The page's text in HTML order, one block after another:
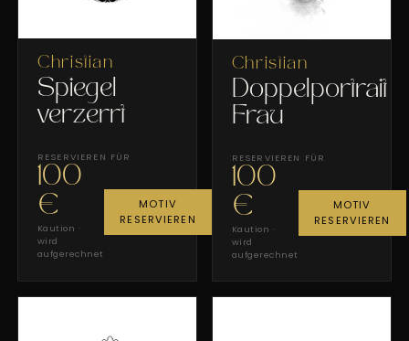
Christian
Spiegel
verzerrt
RESERVIEREN FÜR
100
€
Kaution ·
wird
aufgerechnet
MOTIV
RESERVIEREN
Christian
Doppelportrait
Frau
RESERVIEREN FÜR
100
€
Kaution ·
wird
aufgerechnet
MOTIV
RESERVIEREN